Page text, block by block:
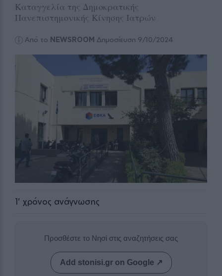
Καταγγελία της Δημοκρατικής
Πανεπιστημονικής Κίνησης Ιατρών
Από το NEWSROOM Δημοσίευση 9/10/2024
1' χρόνος ανάγνωσης
Προσθέστε το Νησί στις αναζητήσεις σας
Add stonisi.gr on Google ↗